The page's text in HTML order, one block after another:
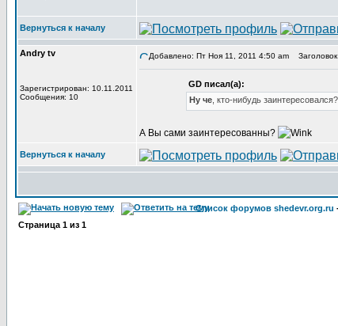
Вернуться к началу
Andry tv
Зарегистрирован: 10.11.2011
Сообщения: 10
Добавлено: Пт Ноя 11, 2011 4:50 am
GD писал(а):
Ну че, кто-нибудь заинтересовался?
А Вы сами заинтересованны?
Вернуться к началу
Список форумов shedevr.org.ru
Страница 1 из 1